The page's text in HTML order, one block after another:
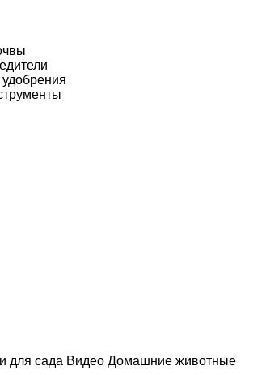
для сада Видео Домашние животные